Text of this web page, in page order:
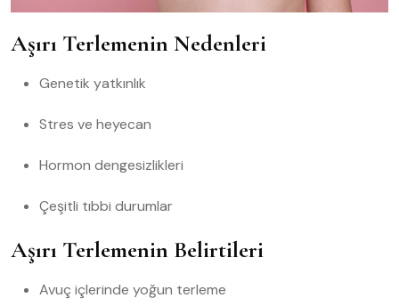
Aşırı Terlemenin Nedenleri
Genetik yatkınlık
Stres ve heyecan
Hormon dengesizlikleri
Çeşitli tıbbi durumlar
Aşırı Terlemenin Belirtileri
Avuç içlerinde yoğun terleme